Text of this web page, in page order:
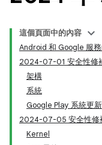
這個頁面中的內容
Android 和 Google 服
2024-07-01 安全性修
架構
系統
Google Play 系統更新
2024-07-05 安全性修
Kernel